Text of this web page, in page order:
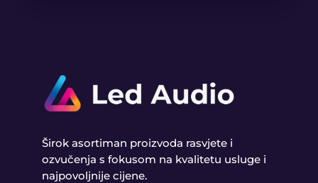
Širok asortiman proizvoda rasvjete i
ozvučenja s fokusom na kvalitetu usluge i
najpovoljnije cijene.